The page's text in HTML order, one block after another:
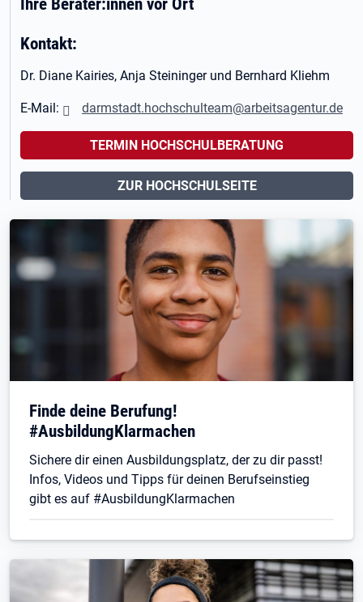
Kontakt:
Dr. Diane Kairies, Anja Steininger und Bernhard Kliehm
E-Mail: darmstadt.hochschulteam@arbeitsagentur.de
TERMIN HOCHSCHULBERATUNG
ZUR HOCHSCHULSEITE
Finde deine Berufung!
#AusbildungKlarmachen
Sichere dir einen Ausbildungsplatz, der zu dir passt!
Infos, Videos und Tipps für deinen Berufseinstieg
gibt es auf #AusbildungKlarmachen